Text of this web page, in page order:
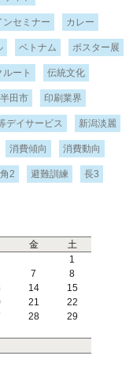
ンセミナー カレー
ベトナム ポスター展
ルート 伝統文化
半田市 印刷業界
デイサービス 新潟淡麗
消費傾向 消費動向
角2 避難訓練 長3
金 土
1
7
8
14
15
21
22
28
29